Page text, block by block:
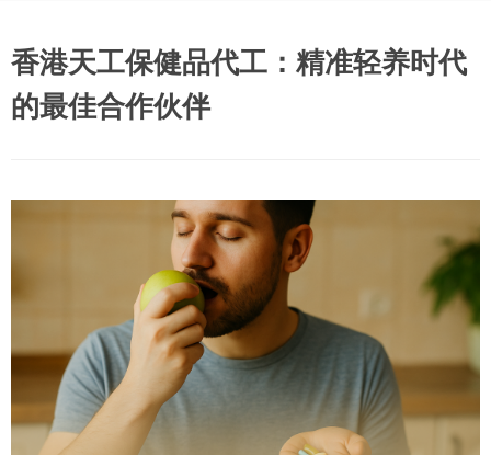
香港天工保健品代工：精准轻养时代
的最佳合作伙伴